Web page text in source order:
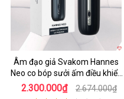
Âm đạo giả Svakom Hannes
Neo co bóp sưởi ấm điều khiển
app tiện lợi
2.300.000₫ 2.674.000₫